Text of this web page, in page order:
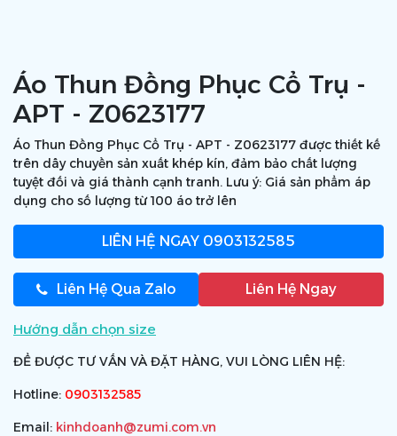
Áo Thun Đồng Phục Cổ Trụ -
APT - Z0623177
Áo Thun Đồng Phục Cổ Trụ - APT - Z0623177 được thiết kế
trên dây chuyền sản xuất khép kín, đảm bảo chất lượng
tuyệt đối và giá thành cạnh tranh. Lưu ý: Giá sản phẩm áp
dụng cho số lượng từ 100 áo trở lên
LIÊN HỆ NGAY 0903132585
Liên Hệ Qua Zalo Liên Hệ Ngay
Hướng dẫn chọn size
ĐỂ ĐƯỢC TƯ VẤN VÀ ĐẶT HÀNG, VUI LÒNG LIÊN HỆ:
Hotline: 0903132585
Email: kinhdoanh@zumi.com.vn